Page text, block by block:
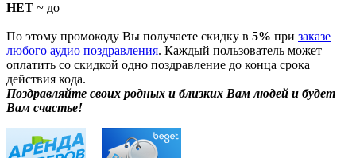
НЕТ ~ до
По этому промокоду Вы получаете скидку в 5% при заказе
любого аудио поздравления. Каждый пользователь может
оплатить со скидкой одно поздравление до конца срока
действия кода.
Поздравляйте своих родных и близких Вам людей и будет
Вам счастье!